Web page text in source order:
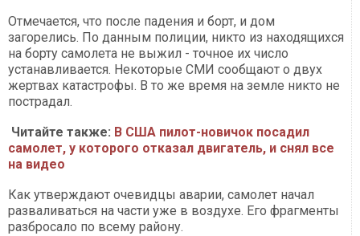
Отмечается, что после падения и борт, и дом
загорелись. По данным полиции, никто из находящихся
на борту самолета не выжил - точное их число
устанавливается. Некоторые СМИ сообщают о двух
жертвах катастрофы. В то же время на земле никто не
пострадал.
Читайте также: В США пилот-новичок посадил
самолет, у которого отказал двигатель, и снял все
на видео
Как утверждают очевидцы аварии, самолет начал
разваливаться на части уже в воздухе. Его фрагменты
разбросало по всему району.